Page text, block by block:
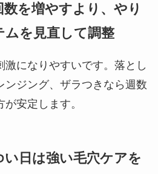
を増やすより、やり
ムを見直して調整
激になりやすいです。落とし
ンジング、ザラつきなら週数
安定します。
い日は強い毛穴ケアを